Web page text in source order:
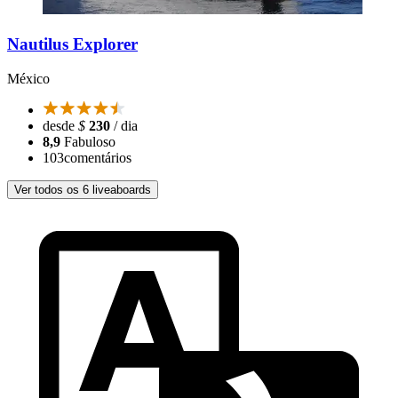
Nautilus Explorer
México
desde $ 230 / dia
8,9 Fabuloso
103comentários
Ver todos os 6 liveaboards